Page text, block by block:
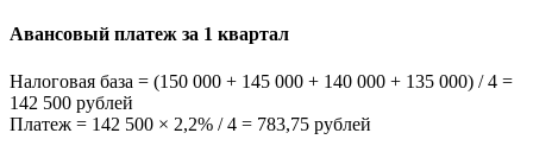
Авансовый платеж за 1 квартал
Налоговая база = (150 000 + 145 000 + 140 000 + 135 000) / 4 =
142 500 рублей
Платеж = 142 500 × 2,2% / 4 = 783,75 рублей